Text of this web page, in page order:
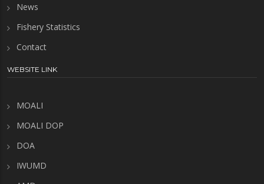
News
Fishery Statistics
Contact
WEBSITE LINK
MOALI
MOALI DOP
DOA
IWUMD